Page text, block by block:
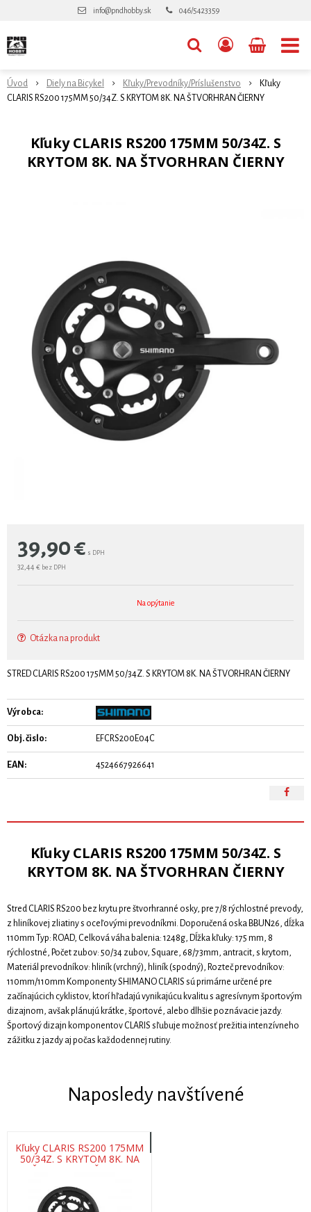
info@pndhobby.sk 046/5423359
Úvod Diely na Bicykel Kľuky/Prevodníky/Príslušenstvo
Kľuky
CLARIS RS200 175MM 50/34Z. S KRYTOM 8K. NA ŠTVORHRAN ČIERNY
Kľuky CLARIS RS200 175MM 50/34Z. S
KRYTOM 8K. NA ŠTVORHRAN ČIERNY
39,90€ s DPH
32,44 € bez DPH
Na opýtanie
Otázka na produkt
STRED CLARIS RS200 175MM 50/34Z. S KRYTOM 8K. NA ŠTVORHRAN ČIERNY
Výrobca:
Obj. čislo: EFCRS200E04C
EAN: 4524667926641
Kľuky CLARIS RS200 175MM 50/34Z. S
KRYTOM 8K. NA ŠTVORHRAN ČIERNY
Stred CLARIS RS200 bez krytu pre štvorhranné osky, pre 7/8 rýchlostné prevody,
z hliníkovej zliatiny s oceľovými prevodníkmi. Doporučená oska BBUN26, dĺžka
110mm Typ: ROAD, Celková váha balenia: 1248g, Dĺžka kľuky: 175 mm, 8
rýchlostné, Počet zubov: 50/34 zubov, Square, 68/73mm, antracit, s krytom,
Materiál prevodníkov: hliník (vrchný), hliník (spodný), Rozteč prevodníkov:
110mm/110mm Komponenty SHIMANO CLARIS sú primárne určené pre
začínajúcich cyklistov, ktorí hľadajú vynikajúcu kvalitu s agresívnym športovým
dizajnom, avšak plánujú krátke, športové, alebo dlhšie poznávacie jazdy.
Športový dizajn komponentov CLARIS sľubuje možnosť prežitia intenzívneho
zážitku z jazdy aj počas každodennej rutiny.
Naposledy navštívené
Kľuky CLARIS RS200 175MM
50/34Z. S KRYTOM 8K. NA
ŠTVORHRAN ČIERNY